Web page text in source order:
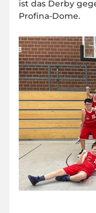
ist das Derby
Profina-Dome.